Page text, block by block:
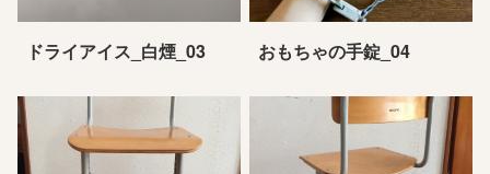
ドライアイス_白煙_03 おもちゃの手錠_04